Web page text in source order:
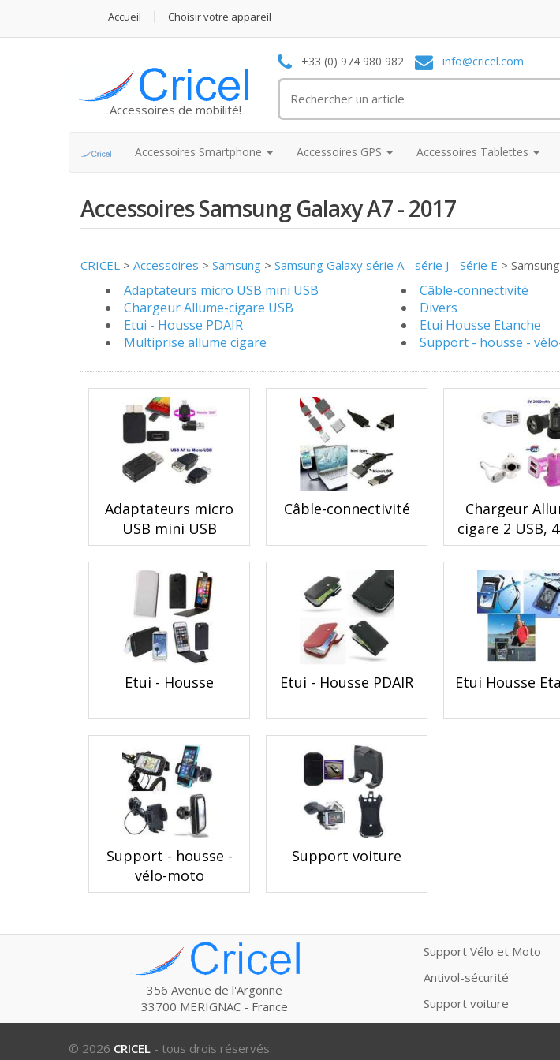
Accueil Choisir votre appareil
Accessoires de mobilité!
+33 (0) 974 980 982 info@cricel.com
Accessoires Smartphone Accessoires GPS Accessoires Tablettes
Accessoires Samsung Galaxy A7 - 2017
CRICEL > Accessoires > Samsung > Samsung Galaxy série A - série J - Série E >
Adaptateurs micro USB mini USB Câble-connectivité
Chargeur Allume-cigare USB
Divers
Etui - Housse PDAIR
Etui Housse Etanche
Multiprise allume cigare
Support - housse -
Adaptateurs micro
USB mini USB
Câble-connectivité
Chargeur
cigare 2 USB,
Etui - Housse Etui - Housse PDAIR Etui Housse
Support - housse -
vélo-moto
Support voiture
356 Avenue de l'Argonne
33700 MERIGNAC - France
Support Vélo et Moto
Antivol-sécurité
Support voiture
© 2026 CRICEL - tous drois réservés.